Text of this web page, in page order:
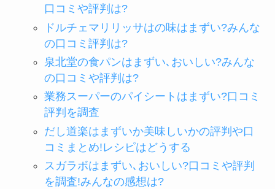
口コミや評判は?
ドルチェマリリッサはの味はまずい?みんな
の口コミ評判は?
泉北堂の食パンはまずい､おいしい?みんな
の口コミや評判は?
業務スーパーのパイシートはまずい?口コミ
評判を調査
だし道楽はまずいか美味しいかの評判や口
コミまとめ!レシピはどうする
スガラボはまずい､おいしい?口コミや評判
を調査!みんなの感想は?